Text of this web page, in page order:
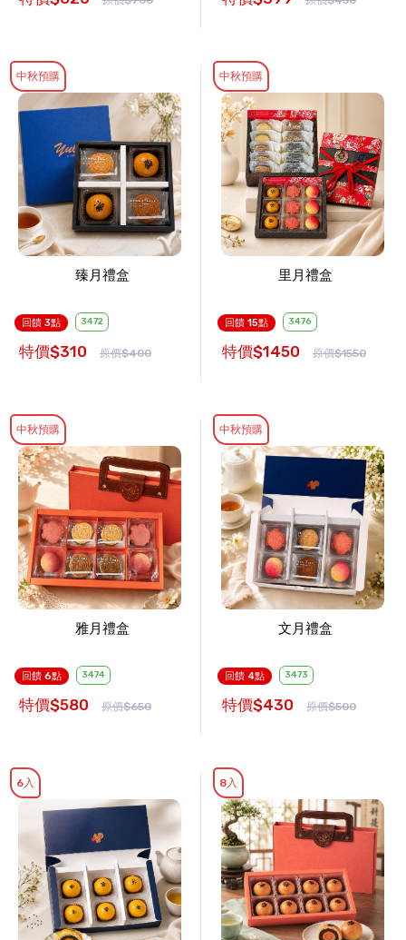
臻月禮盒
回饋 3點 3472
特價$310 原價$400
中秋預購
里月禮盒
回饋 15點 3476
特價$1450 原價$1550
中秋預購
雅月禮盒
回饋 6點 3474
特價$580 原價$650
中秋預購
文月禮盒
回饋 4點 3473
特價$430 原價$500
中秋預購
6入 8入